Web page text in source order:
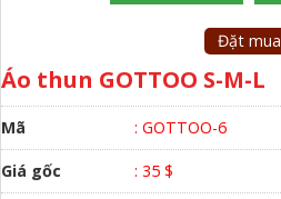
Đặt mua
Áo thun GOTTOO S-M-L
Mã : GOTTOO-6
Giá gốc : 35 $